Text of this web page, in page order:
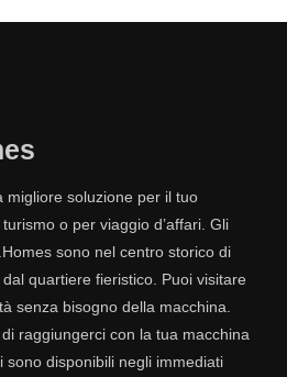
migliore soluzione per il tuo
o per viaggio d’affari. Gli
sono nel centro storico di
quartiere fieristico. Puoi visitare
senza bisogno della macchina.
raggiungerci con la tua macchina
sono disponibili negli immediati